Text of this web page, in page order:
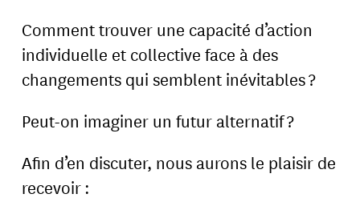
Comment trouver une capacité d’action
individuelle et collective face à des
changements qui semblent inévitables ?
Peut-on imaginer un futur alternatif ?
Afin d’en discuter, nous aurons le plaisir de
recevoir :